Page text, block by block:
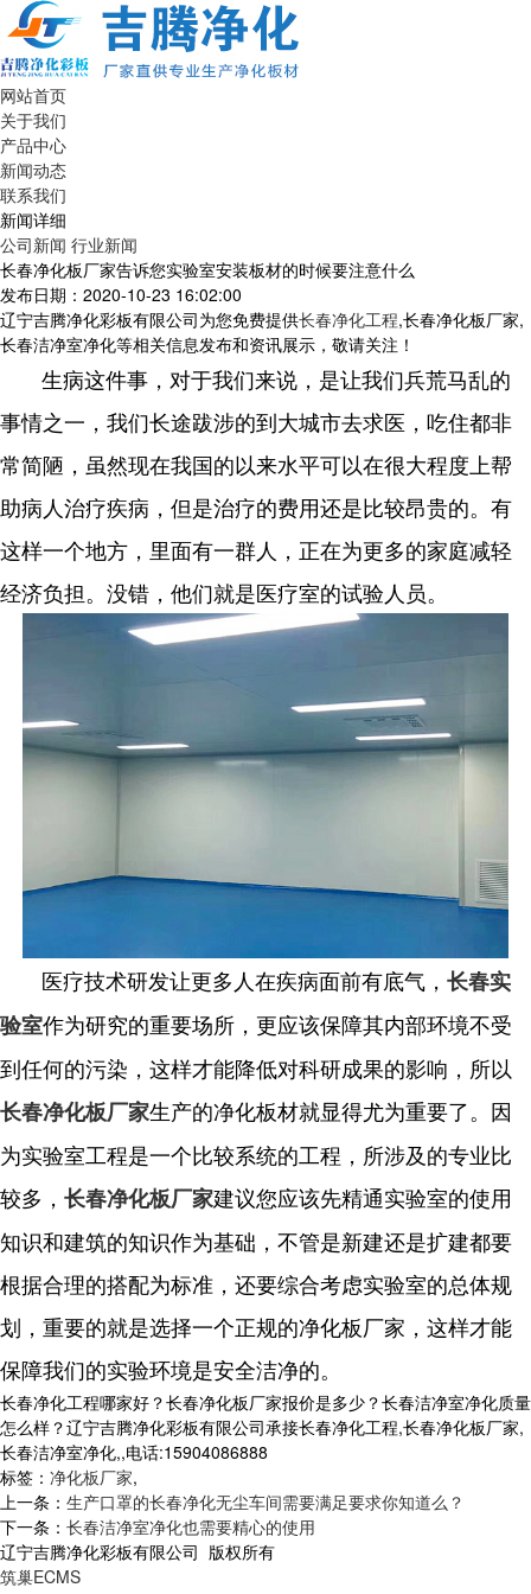
网站首页
关于我们
产品中心
新闻动态
联系我们
新闻详细
公司新闻 行业新闻
长春净化板厂家告诉您实验室安装板材的时候要注意什么
发布日期：2020-10-23 16:02:00
辽宁吉腾净化彩板有限公司为您免费提供长春净化工程,长春净化板厂家,
长春洁净室净化等相关信息发布和资讯展示，敬请关注！
生病这件事，对于我们来说，是让我们兵荒马乱的
事情之一，我们长途跋涉的到大城市去求医，吃住都非
常简陋，虽然现在我国的以来水平可以在很大程度上帮
助病人治疗疾病，但是治疗的费用还是比较昂贵的。有
这样一个地方，里面有一群人，正在为更多的家庭减轻
经济负担。没错，他们就是医疗室的试验人员。
医疗技术研发让更多人在疾病面前有底气， 长春实
验室作为研究的重要场所，更应该保障其内部环境不受
到任何的污染，这样才能降低对科研成果的影响，所以
长春净化板厂家生产的净化板材就显得尤为重要了。因
为实验室工程是一个比较系统的工程，所涉及的专业比
较多， 长春净化板厂家建议您应该先精通实验室的使用
知识和建筑的知识作为基础，不管是新建还是扩建都要
根据合理的搭配为标准，还要综合考虑实验室的总体规
划，重要的就是选择一个正规的净化板厂家，这样才能
保障我们的实验环境是安全洁净的。
长春净化工程哪家好？长春净化板厂家报价是多少？长春洁净室净化质量
怎么样？辽宁吉腾净化彩板有限公司承接长春净化工程,长春净化板厂家,
长春洁净室净化,,电话:15904086888
标签： 净化板厂家,
上一条： 生产口罩的长春净化无尘车间需要满足要求你知道么？
下一条： 长春洁净室净化也需要精心的使用
辽宁吉腾净化彩板有限公司 版权所有
筑巢ECMS